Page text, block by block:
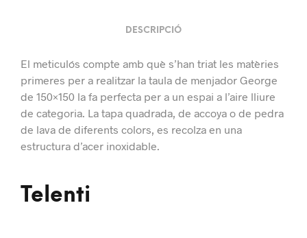
DESCRIPCIÓ
El meticulós compte amb què s’han triat les matèries
primeres per a realitzar la taula de menjador George
de 150×150 la fa perfecta per a un espai a l’aire lliure
de categoria. La tapa quadrada, de accoya o de pedra
de lava de diferents colors, es recolza en una
estructura d’acer inoxidable.
Telenti